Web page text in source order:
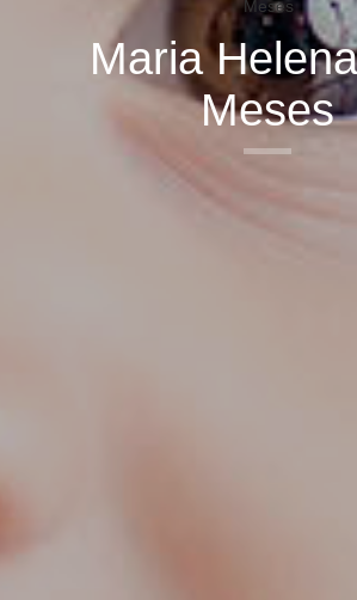
Maria
Meses